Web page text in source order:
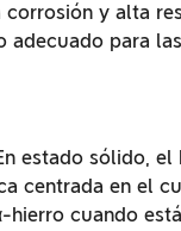
y alta
para
estado sólido, el
centrada en el
cuando